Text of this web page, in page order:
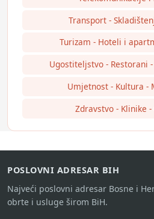
Transport -
Turizam - Hoteli i
Ugostiteljstvo - Restorani
Umjetnost - Kultura -
Zdravstvo - Klinike
POSLOVNI ADRESAR BIH
Najveći poslovni adresar Bosne i
obrte i usluge širom BiH.